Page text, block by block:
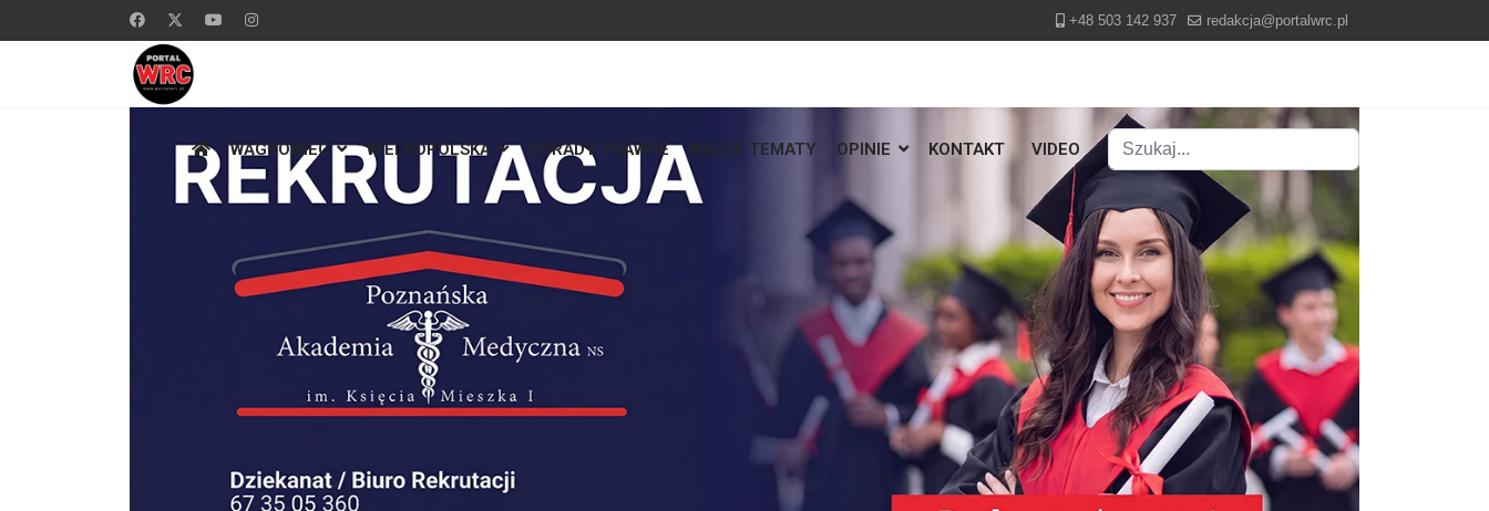
+48 503 142 937 redakcja@portalwrc.pl
WĄGROWIEC WIELKOPOLSKA PORADY PRAWNE WASZE TEMATY OPINIE KONTAKT VIDEO
Szukaj
Type 2 or more characters for results.